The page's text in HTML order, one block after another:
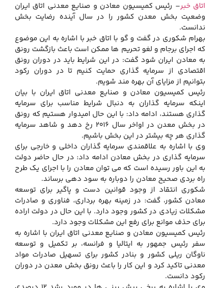
اتاق خبر– رئیس کمیسیون معادن و صنایع معدنی اتاق ایران
وضعیت بخش معدن کشور را در سال آینده رضایت بخش
ندانست.
بهرام شکوری در گفت و گو با اتاق خبر با اشاره به این موضوع
که اجرای برجام و لغو تحریم ها ممکن است باعث بازگشت رونق
به معادن ایران شود گفت: در این شرایط باید در دوران رونق
اقتصادی از سرمایه گذاری حمایت کنیم تا در دوران رکود
بتوانیم از مزایای آن بهره مند شویم.
رئیس کمیسیون معادن و صنایع معدنی اتاق ایران با بیان
اینکه سرمایه گذاران به دنبال شرایط مناسب برای سرمایه
گذاری هستند، ادامه داد: با این حال امیدوار هستیم که رونق
در بخش معدن در اواخر سال 2016 رخ دهد و شاهد سرمایه
گذاری هر چه بیشتر در این بخش باشیم.
وی با اشاره به علاقمندی سرمایه گذاران داخلی و خارجی برای
سرمایه گذاری در بخش معادن ادامه داد: در حال حاضر دولت
به این باور رسیده است که می توان معادن را با اجرای یک طرح
راه بردی صحیح معادن را دوباره به سود دهی برساند.
شکوری انتقاد از وجود قوانین دست و پاگیر برای توسعه
معادن کشور، گفت: در زمینه بهره برداری، فناوری و صادرات
مشکلات زیادی در کشور وجود دارد. با این حال در دولت اراده
برای حذف موانع برای رفع این مشکلات وجود دارد.
رئیس کمیسیون معادن و صنایع معدنی اتاق ایران با اشاره به
سفر رئیس جمهور به ایتالیا و فرانسه، بر تکمیل و توسعه
ناوگان ریلی کشور و بنادر کشور برای تسهیل صادرات مواد
معدنی تاکید کرد و این کار را باعث رونق بخش معدن در دوران
رکود دانست.